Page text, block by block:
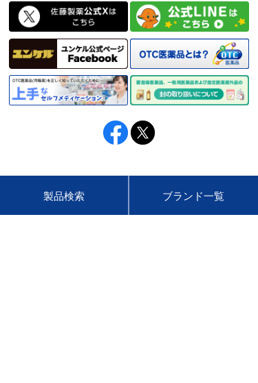
製品検索 ブランド一覧